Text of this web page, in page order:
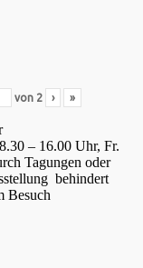
von 2 › »
– 16.00 Uhr, Fr.
Tagungen oder
behindert
Besuch